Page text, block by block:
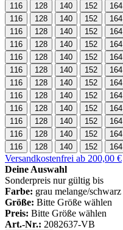
116
128 140 152 164
116
128 140 152 164
116
128 140 152 164
116
128 140 152 164
116
128 140 152 164
116
128 140 152 164
116
128 140 152 164
116
128 140 152 164
116
128 140 152 164
116
128 140 152 164
116
128 140 152 164
116
128 140 152 164
Versandkostenfrei ab 200,00 €
Deine Auswahl
Sonderpreis nur gültig bis
Farbe: grau melange/schwarz
Größe: Bitte Größe wählen
Preis: Bitte Größe wählen
Art.-Nr.: 2082637-VB